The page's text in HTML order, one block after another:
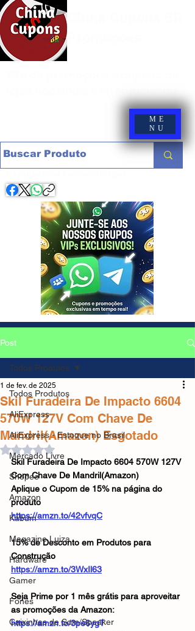
ME
NU
Post
Todos Produtos
AliExpress
AliExpress - Estoque no Brasil
Mercado Livre
Shopee
Amazon
Kabum
Magazine Luiza
Hardware
Gamer
Fones
Caixinhas de Som/Speaker
Todos Produtos
Skil Furadeira De Impacto 6604
570W 127V Com Chave De
Mandril(Amazon) Esgotado
1 de fev. de 2025
Avaliado com NaN de 5 estrelas.
Skil Furadeira De Impacto 6604 570W 127V
Com Chave De Mandril(Amazon)
Aplique o Cupom de 15% na página do
produto
https://amzn.to/42vfvqC
15% de Desconto em Produtos para
Construção
https://amzn.to/3WxIl63
Seja Prime por 1 mês grátis para aproveitar
as promoções da Amazon:
https://amzn.to/3pe6ygT